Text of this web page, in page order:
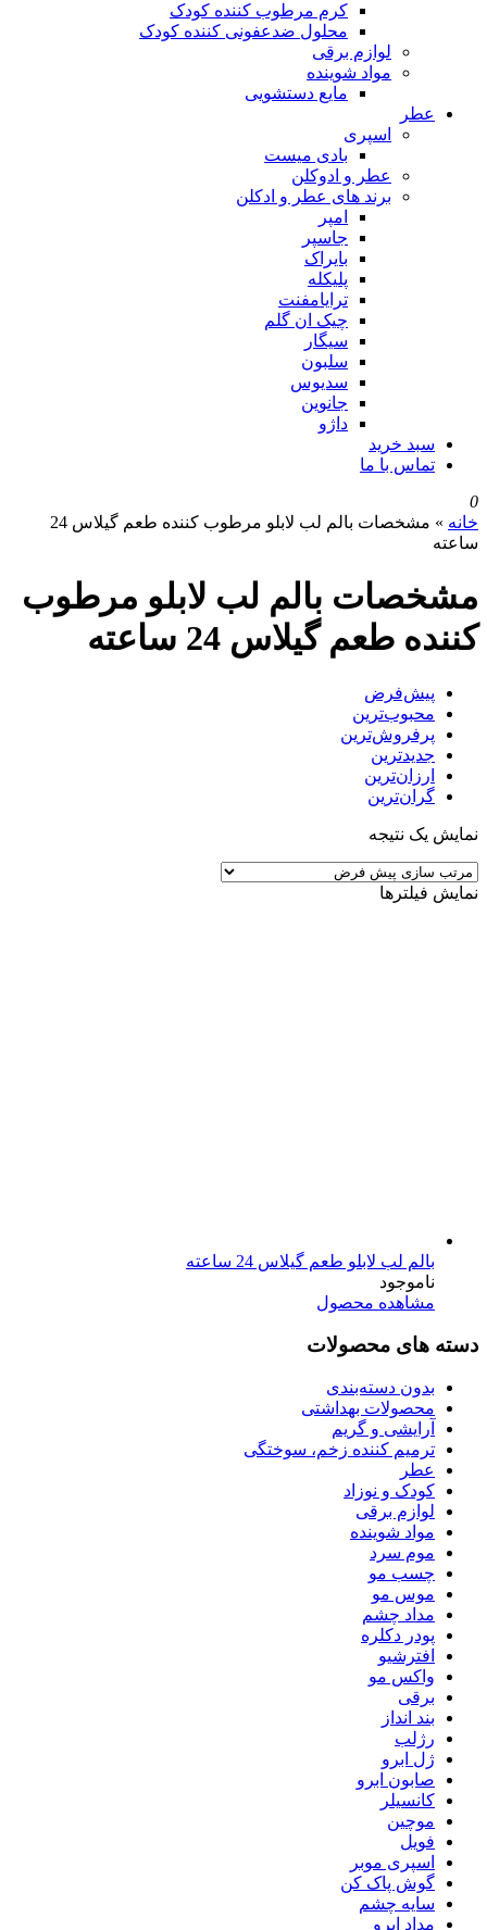
کرم مرطوب کننده کودک
محلول ضدعفونی کننده کودک
لوازم برقی
مواد شوینده
مایع دستشویی
عطر
اسپری
بادی میست
عطر و ادوکلن
برند های عطر و ادکلن
امپر
جاسپر
بایراک
پلیکله
ترایامفنت
چیک ان گلم
سیگار
سلبون
سدیوس
جانوین
داژو
سبد خرید
تماس با ما
0
خانه »
مشخصات بالم لب لابلو مرطوب کننده طعم گیلاس 24
ساعته
مشخصات بالم لب لابلو مرطوب
کننده طعم گیلاس 24 ساعته
پیش‌فرض
محبوب‌ترین
پرفروش‌ترین
جدیدترین
ارزان‌ترین
گران‌ترین
نمایش یک نتیجه
نمایش فیلترها
بالم لب لابلو طعم گیلاس 24 ساعته
ناموجود
مشاهده محصول
دسته های محصولات
بدون دسته‌بندی
محصولات بهداشتی
آرایشی و گریم
ترمیم کننده زخم، سوختگی
عطر
کودک و نوزاد
لوازم برقی
مواد شوینده
موم سرد
چسب مو
موس مو
مداد چشم
پودر دکلره
افترشیو
واکس مو
برقی
بند انداز
رژلب
ژل ابرو
صابون ابرو
کانسیلر
موچین
فویل
اسپری موبر
گوش پاک کن
سایه چشم
مداد ابرو